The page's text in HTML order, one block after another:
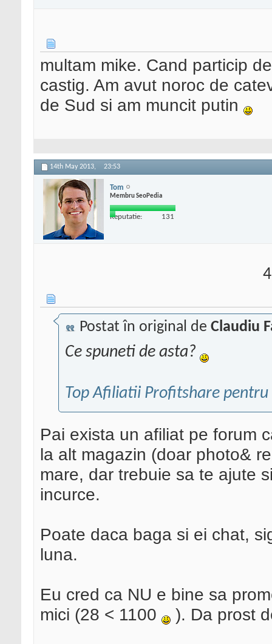
multam mike. Cand particip
castig. Am avut noroc de
de Sud si am muncit putin
14th May 2013, 23:53
Tom
Membru SeoPedia
Reputatie: 131
Postat în original de Claudiu
Ce spuneti de asta?
Top Afiliatii Profitshare
Pai exista un afiliat pe forum
la alt magazin (doar photo&
mare, dar trebuie sa te ajute
incurce.
Poate daca baga si ei chat,
luna.
Eu cred ca NU e bine sa
mici (28 < 1100
). Da prost